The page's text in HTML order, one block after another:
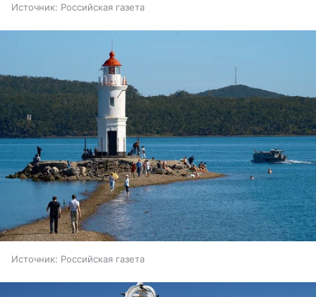
Источник: Российская газета
Источник: Российская газета